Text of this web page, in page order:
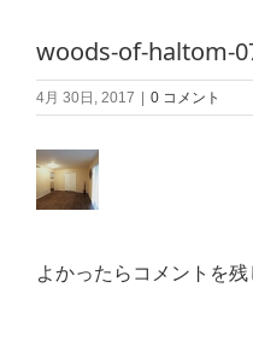
woods-of-haltom-
4月 30日, 2017 0 コメント
よかったらコメントを残